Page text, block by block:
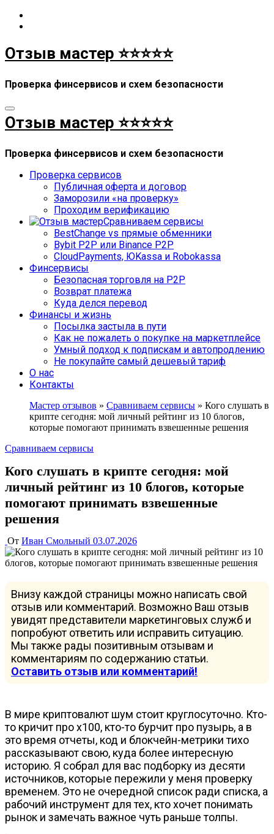
Перейти
Отзыв мастер ⭐⭐⭐⭐⭐
Проверка финсервисов и схем безопасности
Отзыв мастер ⭐⭐⭐⭐⭐
Проверка финсервисов и схем безопасности
Проверка сервисов
Публичная оферта и договор
Заморозили «на проверку»
Проходим верификацию
Сравниваем сервисы
BestChange vs прямые обменники
Bybit P2P или Binance P2P
CloudPayments, ЮKassa и Robokassa
Финсервисы
Безопасная торговля на P2P
Возврат платежа
Куда делся перевод
Финансы и жизнь
Посылка застыла в пути
Как не пожалеть о покупке на маркетплейсе
Умный подход к подпискам и автопродлению
Не покупайте самый дешевый тариф
О нас
Контакты
Мастер отзывов » Сравниваем сервисы » Кого слушать в
крипте сегодня: мой личный рейтинг из 10 блогов,
которые помогают принимать взвешенные решения
Сравниваем сервисы
Кого слушать в крипте сегодня: мой
личный рейтинг из 10 блогов, которые
помогают принимать взвешенные
решения
От Иван Смольный 03.07.2026
Внизу каждой страницы можно написать свой
отзыв или комментарий. Возможно Ваш отзыв
увидят представители маркетинговых служб и
попробуют ответить или исправить ситуацию.
Мы также рады позитивным отзывам и
комментариям по содержанию статьи.
Оставить отзыв или комментарий!
В мире криптовалют шум стоит круглосуточно. Кто-
то кричит про x100, кто-то бурчит про пузырь, а в
это время отчеты, код и блокчейн-метрики тихо
рассказывают свою, куда более интересную
историю. Я собрал для вас подборку из десяти
источников, которые пережили у меня проверку
временем. Это не очередной список ради списка, а
рабочий инструмент для тех, кто хочет понимать
рынок и замечать важное чуть раньше толпы.